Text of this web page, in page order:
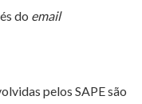
do email
pelos SAPE são